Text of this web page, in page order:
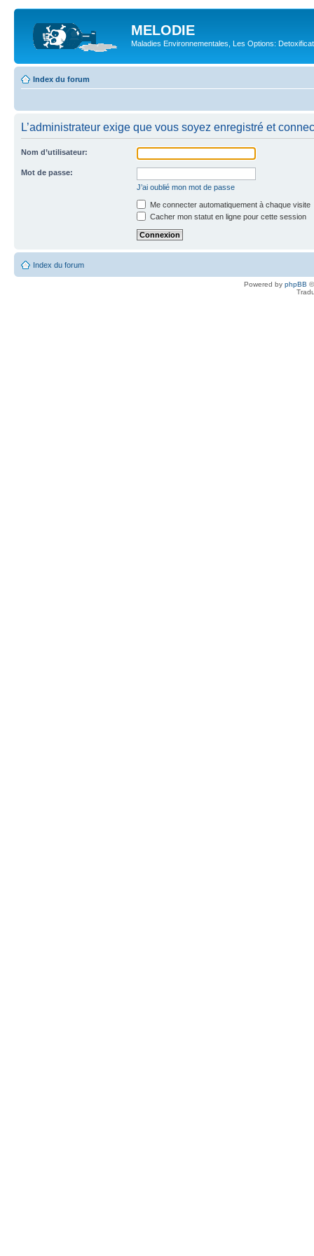
MELODIE
Maladies Environnementales, Les Options:
Index du forum
L’administrateur exige que vous soyez enregistré et
Nom d’utilisateur:
Mot de passe:
J’ai oublié mon mot de passe
Me connecter automatiquement à chaque visite
Cacher mon statut en ligne pour cette session
Index du forum
Powered by phpBB